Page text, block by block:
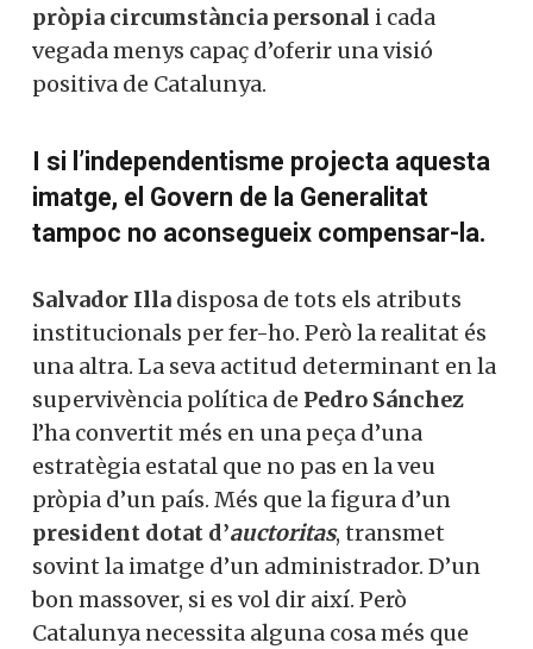
pròpia circumstància personal i cada
vegada menys capaç d’oferir una visió
positiva de Catalunya.
I si l’independentisme projecta aquesta
imatge, el Govern de la Generalitat
tampoc no aconsegueix compensar-la.
Salvador Illa disposa de tots els atributs
institucionals per fer-ho. Però la realitat és
una altra. La seva actitud determinant en la
supervivència política de Pedro Sánchez
l’ha convertit més en una peça d’una
estratègia estatal que no pas en la veu
pròpia d’un país. Més que la figura d’un
president dotat d’auctoritas, transmet
sovint la imatge d’un administrador. D’un
bon massover, si es vol dir així. Però
Catalunya necessita alguna cosa més que